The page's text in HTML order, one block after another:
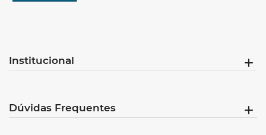
Institucional
Dúvidas Frequentes